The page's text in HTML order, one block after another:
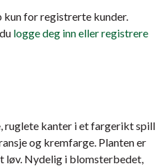
for registrerte kunder.
logge deg inn eller registrere
ruglete kanter i et fargerikt spill
og kremfarge. Planten er
Nydelig i blomsterbedet,